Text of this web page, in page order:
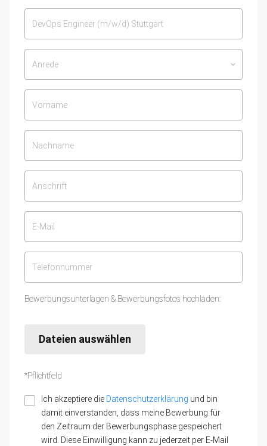
Anrede keyboard_arrow_down
Bewerbungsunterlagen & Bewerbungsfotos hochladen:
Dateien auswählen
*Pflichtfeld
Ich akzeptiere die Datenschutzerklärung und bin
damit einverstanden, dass meine Bewerbung für
den Zeitraum der Bewerbungsphase gespeichert
wird. Diese Einwilligung kann zu jederzeit per E-Mail